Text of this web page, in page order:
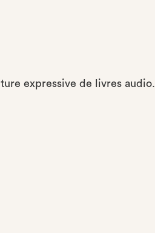
expressive de livres audio.